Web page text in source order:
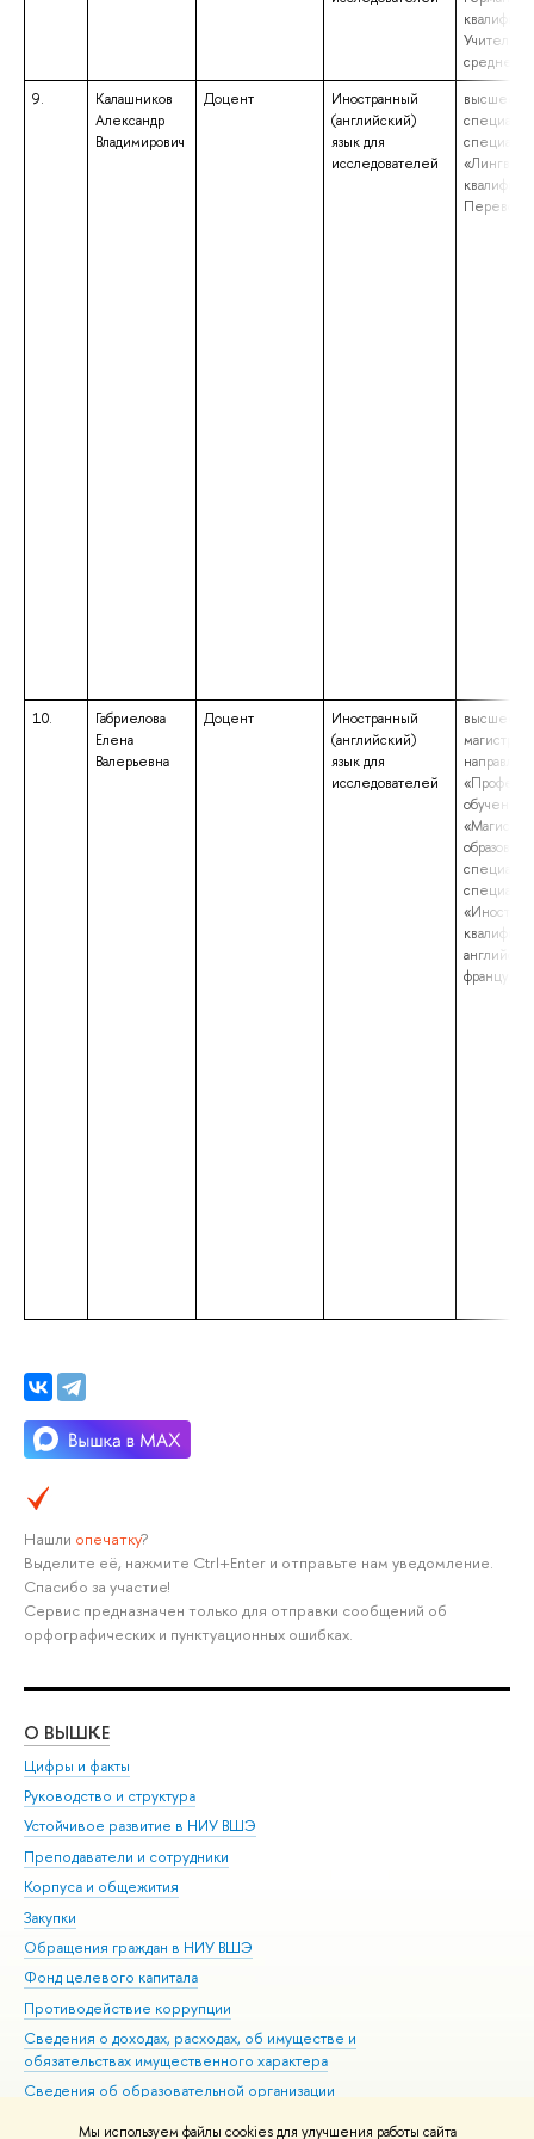
Мы используем файлы cookies для улучшения работы сайта
Учитель
средней
9.
Калашников
Александр
Владимирович
Доцент
Иностранный
(английский)
язык для
исследователей
высшее
10.
Габриелова
Елена
Валерьевна
Доцент
Иностранный
(английский)
язык для
исследователей
высшее
Нашли опечатку?
Выделите её, нажмите Ctrl+Enter и отправьте нам уведомление.
Спасибо за участие!
Сервис предназначен только для отправки сообщений об
орфографических и пунктуационных ошибках.
О ВЫШКЕ
Цифры и факты
Руководство и структура
Устойчивое развитие в НИУ ВШЭ
Преподаватели и сотрудники
Корпуса и общежития
Закупки
Обращения граждан в НИУ ВШЭ
Фонд целевого капитала
Противодействие коррупции
Сведения о доходах, расходах, об имуществе и
обязательствах имущественного характера
Сведения об образовательной организации
Людям с ограниченными возможностями здоровья